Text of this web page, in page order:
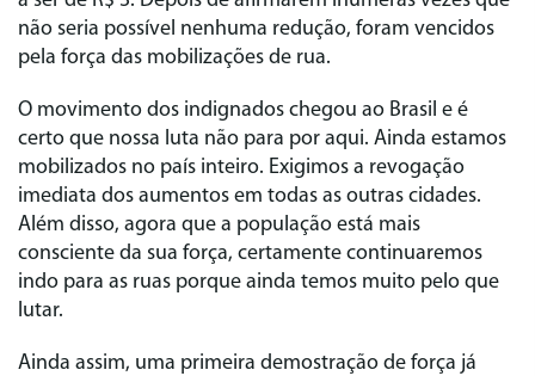
não seria possível nenhuma redução, foram vencidos
pela força das mobilizações de rua.
O movimento dos indignados chegou ao Brasil e é
certo que nossa luta não para por aqui. Ainda estamos
mobilizados no país inteiro. Exigimos a revogação
imediata dos aumentos em todas as outras cidades.
Além disso, agora que a população está mais
consciente da sua força, certamente continuaremos
indo para as ruas porque ainda temos muito pelo que
lutar.
Ainda assim, uma primeira demostração de força já